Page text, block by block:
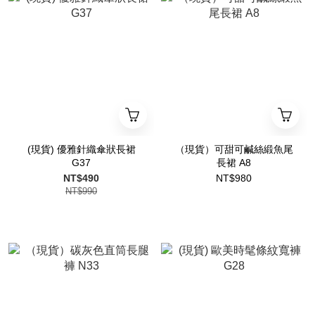
(現貨) 優雅針織傘狀長裙
G37
NT$490
NT$990
（現貨）可甜可鹹絲緞魚尾
長裙 A8
NT$980